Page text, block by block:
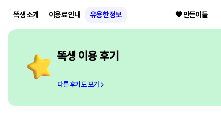
똑생 소개 이용료 안내 유용한 정보 💙 만든이들
똑생 이용 후기
다른 후기도 보기